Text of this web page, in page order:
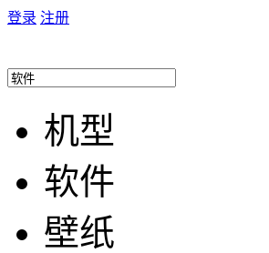
登录 注册
机型
软件
壁纸